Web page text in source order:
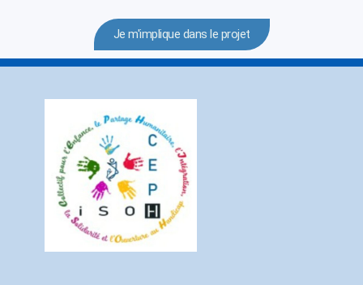
Je m'implique dans le projet